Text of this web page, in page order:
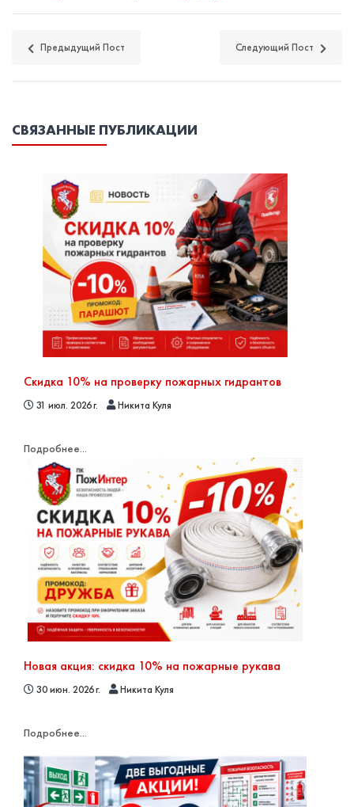
Предыдущий Пост Следующий Пост
СВЯЗАННЫЕ ПУБЛИКАЦИИ
Скидка 10% на проверку пожарных гидрантов
31 июл. 2026 г. Никита Куля
Подробнее...
Новая акция: скидка 10% на пожарные рукава
30 июн. 2026 г. Никита Куля
Подробнее...